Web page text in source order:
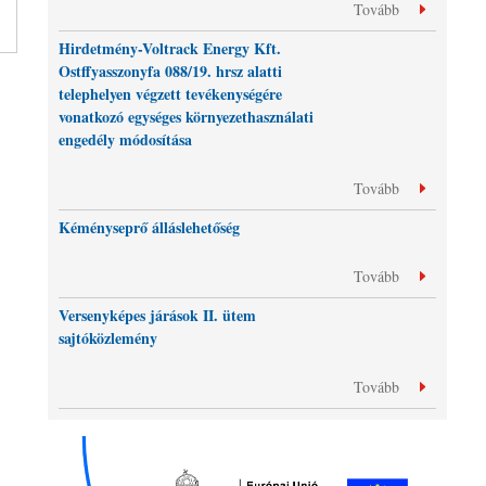
Tovább
Hirdetmény-Voltrack Energy Kft.
Ostffyasszonyfa 088/19. hrsz alatti
telephelyen végzett tevékenységére
vonatkozó egységes környezethasználati
engedély módosítása
Tovább
Kéményseprő álláslehetőség
Tovább
Versenyképes járások II. ütem
sajtóközlemény
Tovább